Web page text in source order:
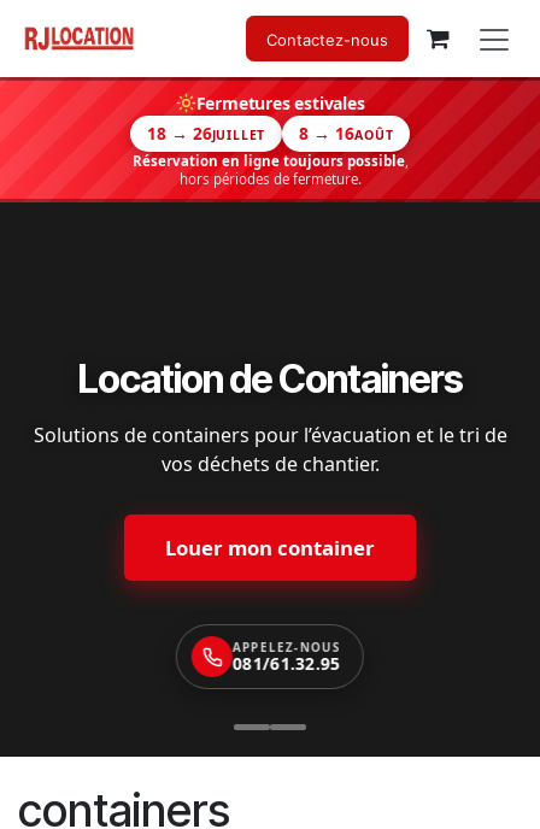
Contactez-nous
Fermetures estivales
18 → 26JUILLET 8 → 16AOÛT
Réservation en ligne toujours possible,
hors périodes de fermeture.
Location de Containers
Solutions de containers pour l’évacuation et le tri de
vos déchets de chantier.
Louer mon container
APPELEZ-NOUS
081/61.32.95
containers